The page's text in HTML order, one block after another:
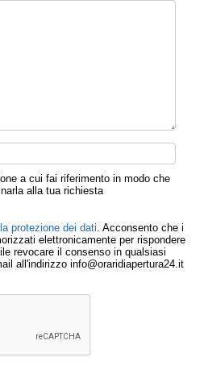
a cui fai riferimento in modo che
alla tua richiesta
protezione dei dati. Acconsento che i
elettronicamente per rispondere
revocare il consenso in qualsiasi
all'indirizzo info@oraridiapertura24.it